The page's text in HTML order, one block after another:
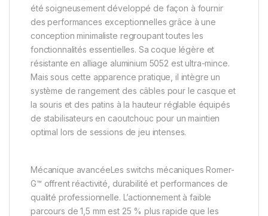
été soigneusement développé de façon à fournir
des performances exceptionnelles grâce à une
conception minimaliste regroupant toutes les
fonctionnalités essentielles. Sa coque légère et
résistante en alliage aluminium 5052 est ultra-mince.
Mais sous cette apparence pratique, il intègre un
système de rangement des câbles pour le casque et
la souris et des patins à la hauteur réglable équipés
de stabilisateurs en caoutchouc pour un maintien
optimal lors de sessions de jeu intenses.
Mécanique avancéeLes switchs mécaniques Romer-
G™ offrent réactivité, durabilité et performances de
qualité professionnelle. L’actionnement à faible
parcours de 1,5 mm est 25 % plus rapide que les